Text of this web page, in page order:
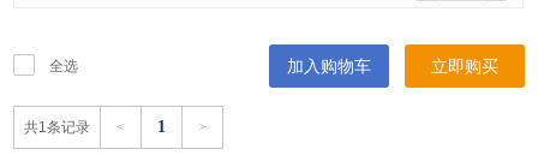
全选 加入购物车 立即购买
共1条记录 < 1 >